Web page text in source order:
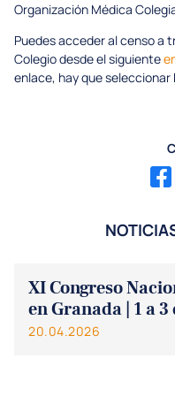
Organización Médica
Puedes acceder al censo a
Colegio desde el siguiente
enlace, hay que seleccionar
XI Congreso
en Granada | 1 a
20.04.2026